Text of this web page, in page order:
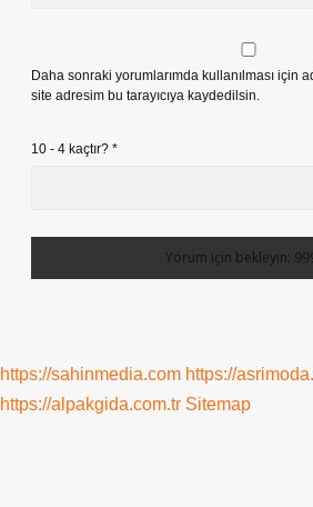
Daha sonraki yorumlarımda kullanılması için
site adresim bu tarayıcıya kaydedilsin.
10 - 4 kaçtır? *
https://sahinmedia.com https://
https://alpakgida.com.tr Sitemap